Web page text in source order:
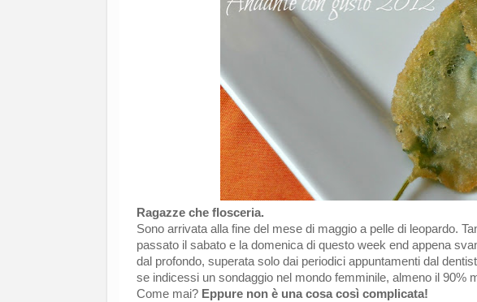
Ragazze che flosceria.
Sono arrivata alla fine del mese di maggio a pelle di leopardo.
passato il sabato e la domenica di questo week end appena
dal profondo, superata solo dai periodici appuntamenti dal
se indicessi un sondaggio nel mondo femminile, almeno il 90%
Come mai? Eppure non è una cosa così complicata!